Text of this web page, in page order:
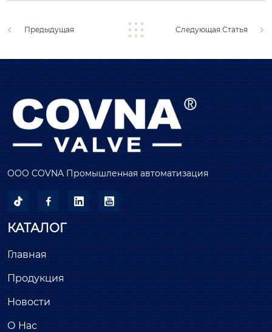
Предыдущая Следующая Статья
ООО COVNA Промышленная автоматизация
   
КАТАЛОГ
Главная
Продукция
Новости
О Нас